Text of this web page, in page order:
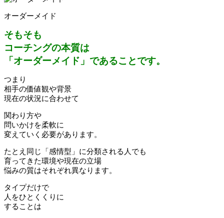
オーダーメイド
そもそも
コーチングの本質は
「オーダーメイド」であることです。
つまり
相手の価値観や背景
現在の状況に合わせて
関わり方や
問いかけを柔軟に
変えていく必要があります。
たとえ同じ「感情型」に分類される人でも
育ってきた環境や現在の立場
悩みの質はそれぞれ異なります。
タイプだけで
人をひとくくりに
することは